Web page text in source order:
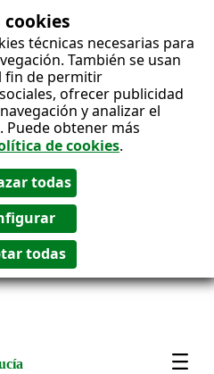
cookies
técnicas necesarias para
También se usan
fin de permitir
ofrecer publicidad
y analizar el
obtener más
de cookies.